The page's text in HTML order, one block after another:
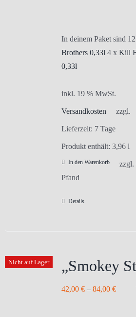
In deinem Paket sind
Brothers 0,33l 4 x Kill
0,33l
inkl. 19 % MwSt.
zzgl.
Versandkosten
Lieferzeit: 7 Tage
Produkt enthält: 3,96 l
In den Warenkorb zzgl.
Pfand
Details
Nicht auf Lager „Smokey
42,00 €– 84,00 €